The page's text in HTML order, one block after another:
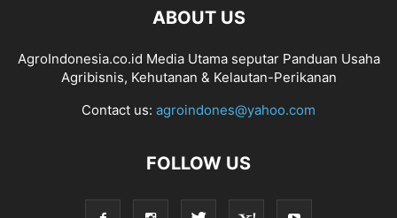
ABOUT US
AgroIndonesia.co.id Media Utama seputar Panduan Usaha
Agribisnis, Kehutanan & Kelautan-Perikanan
Contact us: agroindones@yahoo.com
FOLLOW US